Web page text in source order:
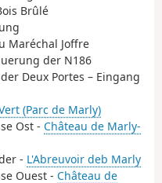
Brûlé
Maréchal Joffre
der N186
Deux Portes – Eingang
(Parc de Marly)
Ost - Château de Marly-
- L'Abreuvoir deb Marly
Ouest - Château de